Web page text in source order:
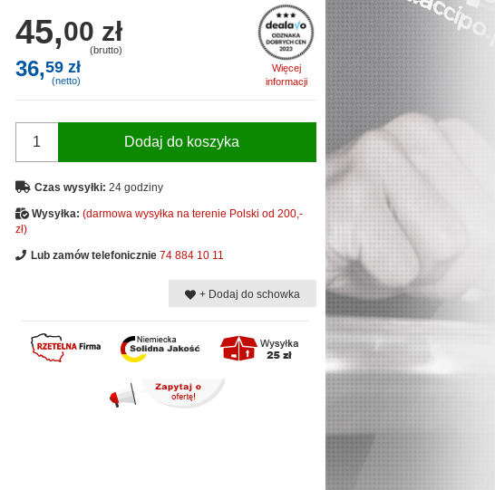
Więcej
informacji
45,00 zł
(brutto)
36,59 zł
(netto)
Dodaj do koszyka
Czas wysyłki: 24 godziny
Wysyłka: (darmowa wysyłka na terenie Polski od 200,-
zł)
Lub zamów telefonicznie 74 884 10 11
+ Dodaj do schowka